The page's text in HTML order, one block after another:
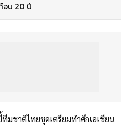
อบ 20 ปี
มชาติไทยชุดเตรียมทำศึกเอเชียน